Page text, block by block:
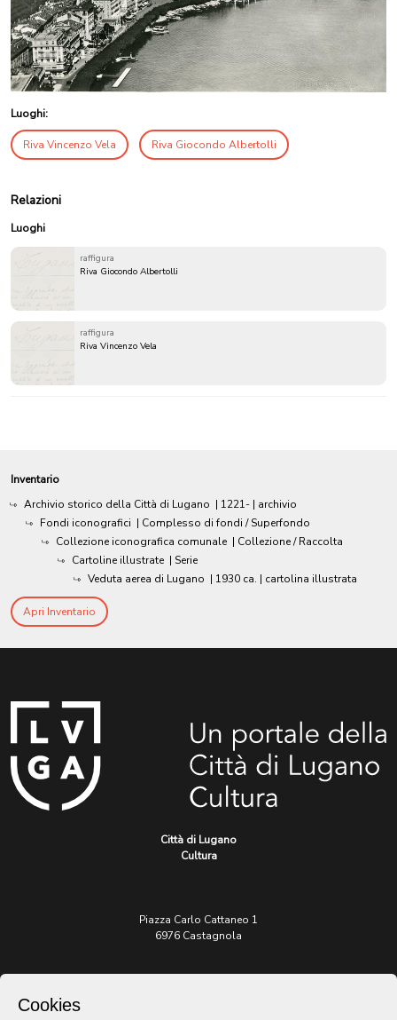
Luoghi:
Riva Vincenzo Vela Riva Giocondo Albertolli
Relazioni
Luoghi
raffigura
Riva Giocondo Albertolli
raffigura
Riva Vincenzo Vela
Inventario
Archivio storico della Città di Lugano | 1221- | archivio
Fondi iconografici | Complesso di fondi / Superfondo
Collezione iconografica comunale | Collezione / Raccolta
Cartoline illustrate | Serie
Veduta aerea di Lugano | 1930 ca. | cartolina illustrata
Apri Inventario
Città di Lugano
Cultura
Piazza Carlo Cattaneo 1
6976 Castagnola
Archivio Lugano © 2026
Cookies